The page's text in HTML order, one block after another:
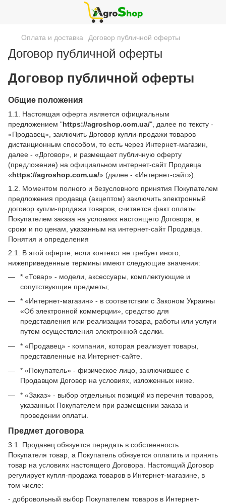
Оплата и доставка Договор публичной оферты
Договор публичной оферты
Договор публичной оферты
Общие положения
1.1. Настоящая оферта является официальным
предложением "https://agroshop.com.ua/", далее по тексту -
«Продавец», заключить Договор купли-продажи товаров
дистанционным способом, то есть через Интернет-магазин,
далее - «Договор», и размещает публичную оферту
(предложение) на официальном интернет-сайт Продавца
«https://agroshop.com.ua/» (далее - «Интернет-сайт»).
1.2. Моментом полного и безусловного принятия Покупателем
предложения продавца (акцептом) заключить электронный
договор купли-продажи товаров, считается факт оплаты
Покупателем заказа на условиях настоящего Договора, в
сроки и по ценам, указанным на интернет-сайт Продавца.
Понятия и определения
2.1. В этой оферте, если контекст не требует иного,
нижеприведенные термины имеют следующие значения:
* «Товар» - модели, аксессуары, комплектующие и
сопутствующие предметы;
* «Интернет-магазин» - в соответствии с Законом Украины
«Об электронной коммерции», средство для
представления или реализации товара, работы или услуги
путем осуществления электронной сделки.
* «Продавец» - компания, которая реализует товары,
представленные на Интернет-сайте.
* «Покупатель» - физическое лицо, заключившее с
Продавцом Договор на условиях, изложенных ниже.
* «Заказ» - выбор отдельных позиций из перечня товаров,
указанных Покупателем при размещении заказа и
проведении оплаты.
Предмет договора
3.1. Продавец обязуется передать в собственность
Покупателя товар, а Покупатель обязуется оплатить и принять
товар на условиях настоящего Договора. Настоящий Договор
регулирует купля-продажа товаров в Интернет-магазине, в
том числе:
- добровольный выбор Покупателем товаров в Интернет-